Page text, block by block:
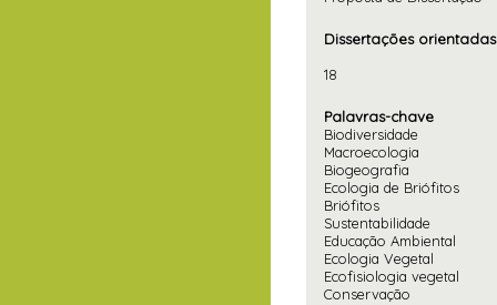
Dissertações
18
Palavras-chave
Biodiversidade
Macroecologia
Biogeografia
Ecologia de Briófitos
Briófitos
Sustentabilidade
Educação Ambiental
Ecologia Vegetal
Ecofisiologia vegetal
Conservação